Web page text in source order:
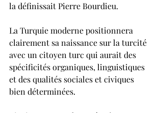
la définissait Pierre Bourdieu.
La Turquie moderne positionnera
clairement sa naissance sur la turcité
avec un citoyen turc qui aurait des
spécificités organiques, linguistiques
et des qualités sociales et civiques
bien déterminées.